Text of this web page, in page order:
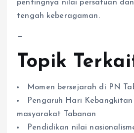
pentingnya nilai persatuan
tengah keberagaman.
—
Topik
Momen bersejarah di PN
Pengaruh Hari
masyarakat Tabanan
Pendidikan nilai